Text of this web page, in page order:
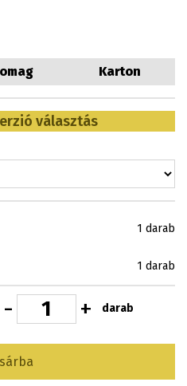
Karton
választás
1 darab
1 darab
- + darab